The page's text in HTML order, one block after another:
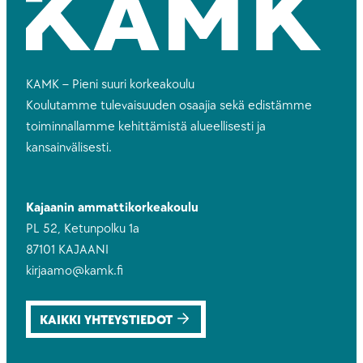
KAMK – Pieni suuri korkeakoulu
Koulutamme tulevaisuuden osaajia sekä edistämme
toiminnallamme kehittämistä alueellisesti ja
kansainvälisesti.
Kajaanin ammattikorkeakoulu
PL 52, Ketunpolku 1a
87101 KAJAANI
kirjaamo@kamk.fi
KAIKKI YHTEYSTIEDOT